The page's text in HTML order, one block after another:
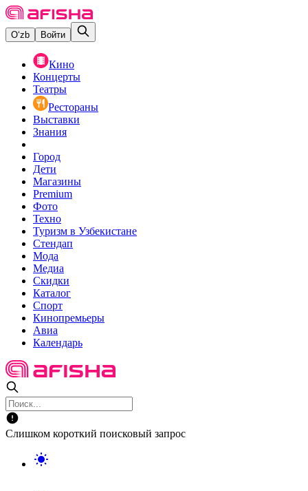
O‘zb Войти
Кино
Концерты
Театры
Рестораны
Выставки
Знания
Город
Дети
Магазины
Premium
Фото
Техно
Туризм в Узбекистане
Стендап
Мода
Медиа
Скидки
Каталог
Спорт
Кинопремьеры
Авиа
Календарь
Слишком короткий поисковый запрос